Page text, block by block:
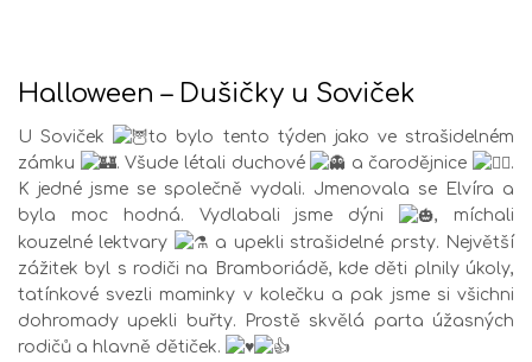
Halloween – Dušičky u Soviček
U Soviček
to bylo tento týden jako ve strašidelném
zámku
. Všude létali duchové a čarodějnice
.
K jedné jsme se společně vydali. Jmenovala se Elvíra a
byla moc hodná. Vydlabali jsme dýni
, míchali
kouzelné lektvary
a upekli strašidelné prsty. Největší
zážitek byl s rodiči na Bramboriádě, kde děti plnily úkoly,
tatínkové svezli maminky v kolečku a pak jsme si všichni
dohromady upekli buřty. Prostě skvělá parta úžasných
rodičů a hlavně dětiček.